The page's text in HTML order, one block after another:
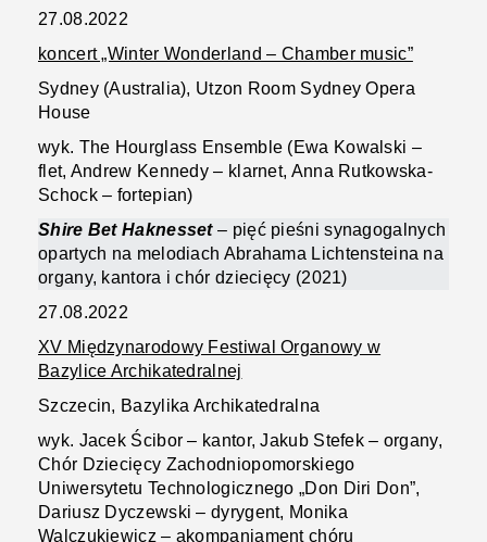
27.08.2022
koncert „Winter Wonderland – Chamber music”
Sydney (Australia), Utzon Room Sydney Opera
House
wyk. The Hourglass Ensemble (Ewa Kowalski –
flet, Andrew Kennedy – klarnet, Anna Rutkowska-
Schock – fortepian)
Shire Bet Haknesset – pięć pieśni synagogalnych
opartych na melodiach Abrahama Lichtensteina na
organy, kantora i chór dziecięcy (2021)
27.08.2022
XV Międzynarodowy Festiwal Organowy w
Bazylice Archikatedralnej
Szczecin, Bazylika Archikatedralna
wyk. Jacek Ścibor – kantor, Jakub Stefek – organy,
Chór Dziecięcy Zachodniopomorskiego
Uniwersytetu Technologicznego „Don Diri Don”,
Dariusz Dyczewski – dyrygent, Monika
Walczukiewicz – akompaniament chóru